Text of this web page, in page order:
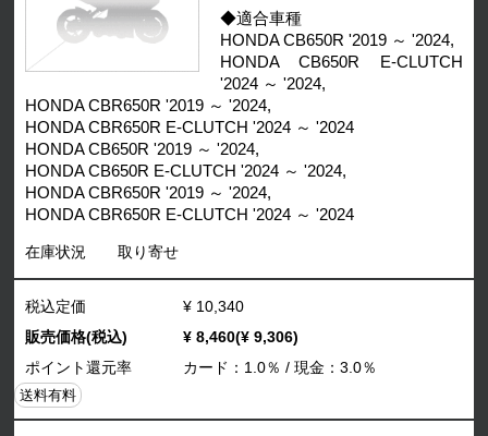
◆適合車種
HONDA CB650R '2019 ～ '2024,
HONDA CB650R E-CLUTCH
'2024 ～ '2024,
HONDA CBR650R '2019 ～ '2024,
HONDA CBR650R E-CLUTCH '2024 ～ '2024
HONDA CB650R '2019 ～ '2024,
HONDA CB650R E-CLUTCH '2024 ～ '2024,
HONDA CBR650R '2019 ～ '2024,
HONDA CBR650R E-CLUTCH '2024 ～ '2024
在庫状況 取り寄せ
税込定価
¥ 10,340
販売価格(税込)
¥ 8,460(¥ 9,306)
ポイント還元率
カード：1.0％ / 現金：3.0％
送料有料